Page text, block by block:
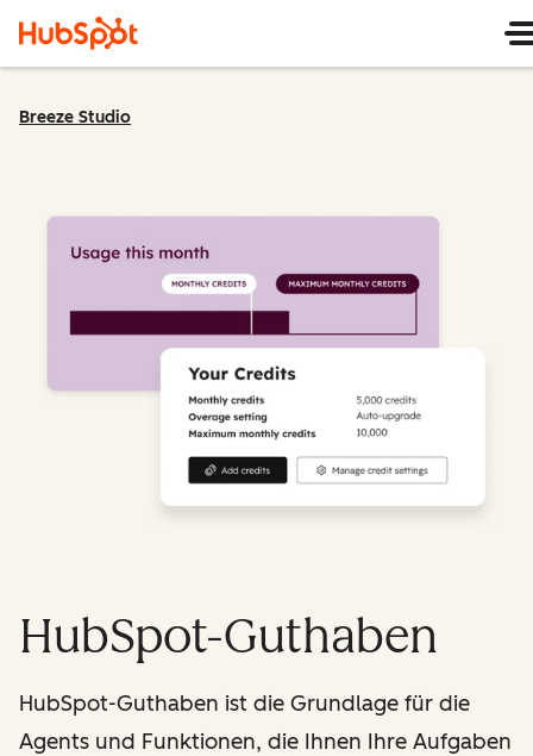
Breeze Studio
HubSpot-Guthaben
HubSpot-Guthaben ist die Grundlage für die
Agents und Funktionen, die Ihnen Ihre Aufgaben